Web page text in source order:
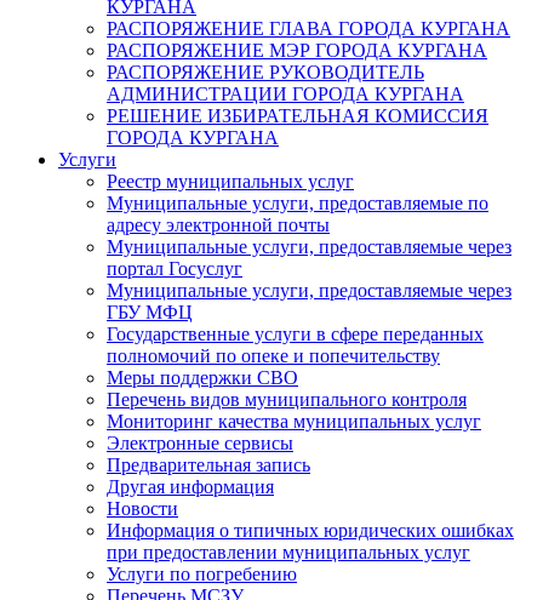
КУРГАНА
РАСПОРЯЖЕНИЕ ГЛАВА ГОРОДА КУРГАНА
РАСПОРЯЖЕНИЕ МЭР ГОРОДА КУРГАНА
РАСПОРЯЖЕНИЕ РУКОВОДИТЕЛЬ
АДМИНИСТРАЦИИ ГОРОДА КУРГАНА
РЕШЕНИЕ ИЗБИРАТЕЛЬНАЯ КОМИССИЯ
ГОРОДА КУРГАНА
Услуги
Реестр муниципальных услуг
Муниципальные услуги, предоставляемые по
адресу электронной почты
Муниципальные услуги, предоставляемые через
портал Госуслуг
Муниципальные услуги, предоставляемые через
ГБУ МФЦ
Государственные услуги в сфере переданных
полномочий по опеке и попечительству
Меры поддержки СВО
Перечень видов муниципального контроля
Мониторинг качества муниципальных услуг
Электронные сервисы
Предварительная запись
Другая информация
Новости
Информация о типичных юридических ошибках
при предоставлении муниципальных услуг
Услуги по погребению
Перечень МСЗУ